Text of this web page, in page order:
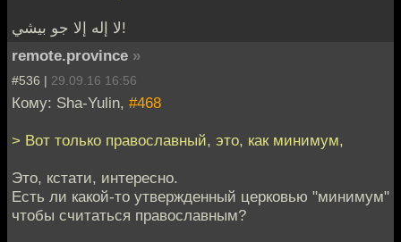
لا إله إلا جو بيشي!
remote.province »
#536 | 29.09.16 16:56
Кому: Sha-Yulin, #468
> Вот только православный, это, как минимум,
Это, кстати, интересно.
Есть ли какой-то утвержденный церковью "минимум"
чтобы считаться православным?